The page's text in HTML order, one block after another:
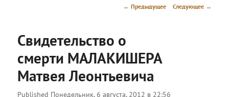
Навигация
← Предыдущее Следующее →
Свидетельство о
смерти МАЛАКИШЕРА
Матвея Леонтьевича
Published Понедельник, 6 августа, 2012 в 22:56